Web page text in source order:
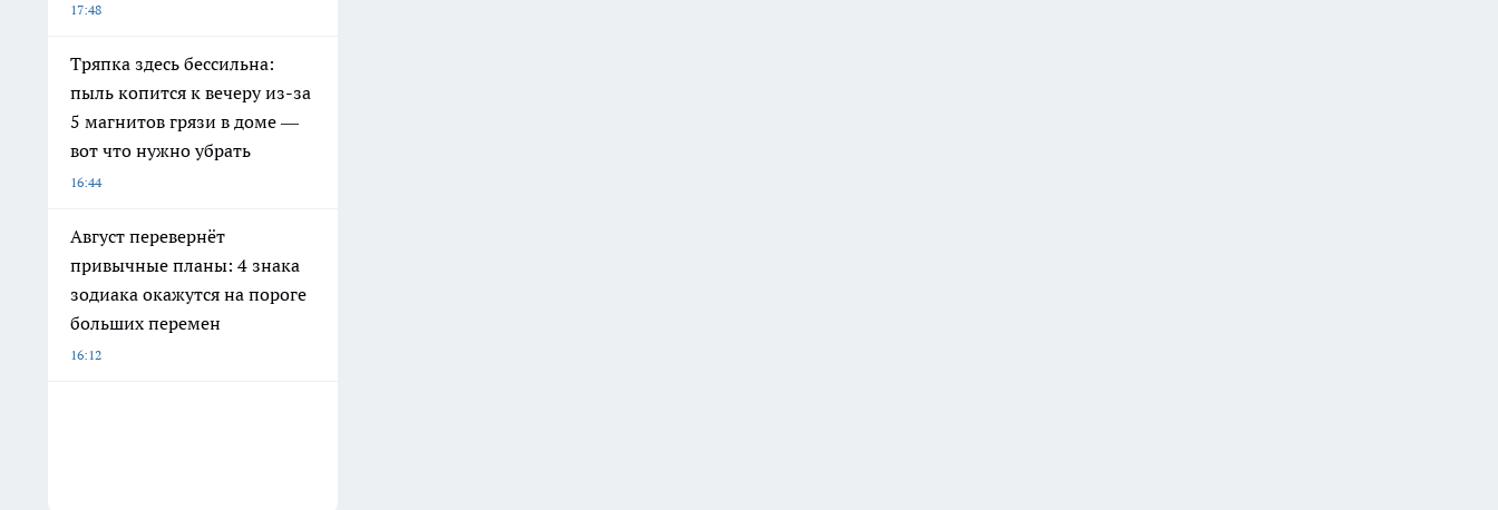
17:48
Тряпка здесь бессильна:
пыль копится к вечеру из-за
5 магнитов грязи в доме —
вот что нужно убрать
16:44
Август перевернёт
привычные планы: 4 знака
зодиака окажутся на пороге
больших перемен
16:12